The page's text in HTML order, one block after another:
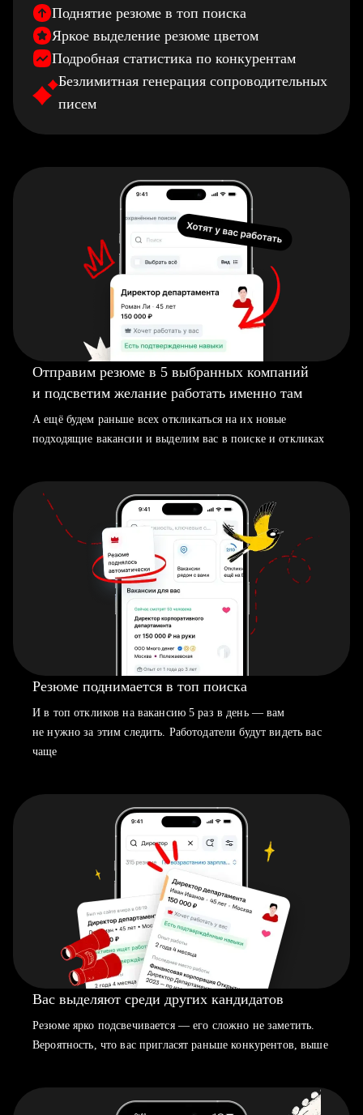
Поднятие резюме в топ поиска
Яркое выделение резюме цветом
Подробная статистика по конкурентам
Безлимитная генерация сопроводительных
писем
Отправим резюме в 5 выбранных компаний
и подсветим желание работать именно там
А ещё будем раньше всех откликаться на их новые
подходящие вакансии и выделим вас в поиске и откликах
Резюме поднимается в топ поиска
И в топ откликов на вакансию 5 раз в день — вам
не нужно за этим следить. Работодатели будут видеть вас
чаще
Вас выделяют среди других кандидатов
Резюме ярко подсвечивается — его сложно не заметить.
Вероятность, что вас пригласят раньше конкурентов, выше